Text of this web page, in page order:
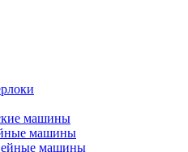
машины
машины
машины